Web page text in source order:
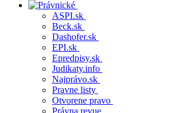
ASPI.sk
Beck.sk
Dashofer.sk
EPI.sk
Epredpisy.sk
Judikaty.info
Najprávo.sk
Pravne listy
Otvorene pravo
Právna revue